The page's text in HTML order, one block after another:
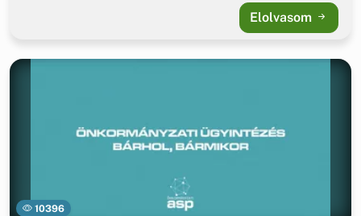
Elolvasom
10396